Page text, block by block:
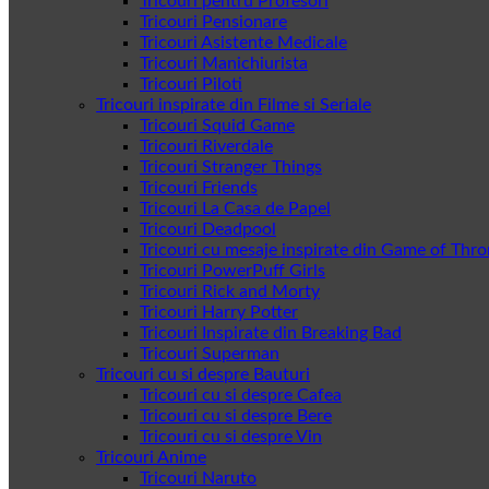
Tricouri Pensionare
Tricouri Asistente Medicale
Tricouri Manichiurista
Tricouri Piloti
Tricouri inspirate din Filme si Seriale
Tricouri Squid Game
Tricouri Riverdale
Tricouri Stranger Things
Tricouri Friends
Tricouri La Casa de Papel
Tricouri Deadpool
Tricouri cu mesaje inspirate din Game of
Tricouri PowerPuff Girls
Tricouri Rick and Morty
Tricouri Harry Potter
Tricouri Inspirate din Breaking Bad
Tricouri Superman
Tricouri cu si despre Bauturi
Tricouri cu si despre Cafea
Tricouri cu si despre Bere
Tricouri cu si despre Vin
Tricouri Anime
Tricouri Naruto